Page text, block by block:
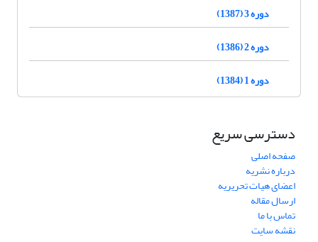
دوره 3 (1387)
دوره 2 (1386)
دوره 1 (1384)
دسترسی سریع
صفحه اصلی
درباره نشریه
اعضای هیات تحریریه
ارسال مقاله
تماس با ما
نقشه سایت